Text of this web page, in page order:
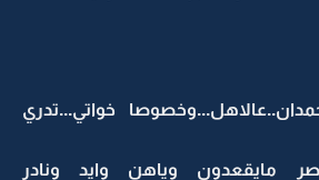
خواتي...تدري
مايقعدون وياهن وايد ونادر